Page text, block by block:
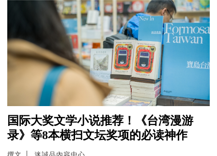
国际大奖文学小说推荐！《台湾漫游
录》等8本横扫文坛奖项的必读神作
撰文 迷誠品內容中心